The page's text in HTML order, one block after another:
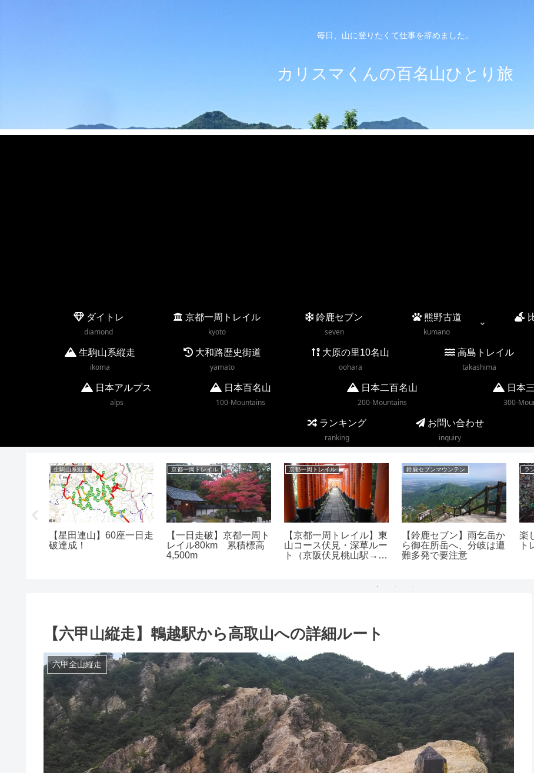
毎日、山に登りたくて仕事を辞めました。
カリスマくんの百名山ひとり旅
ダイトレ
diamond
京都一周トレイル
kyoto
鈴鹿セブン
seven
熊野古道
kumano
生駒山系縦走
ikoma
大和路歴史街道
yamato
大原の里10名山
oohara
高島トレイル
takashima
日本アルプス
alps
日本百名山
100-Mountains
日本二百名山
200-Mountains
日本
300-
ランキング
ranking
お問い合わせ
inquiry
生駒山系縦走
【星田連山】60座一日走
破達成！
京都一周トレイル
【一日走破】京都一周ト
レイル80km 累積標高
4,500m
京都一周トレイル
【京都一周トレイル】東
山コース伏見・深草ルー
ト（京阪伏見桃山駅→伏
鈴鹿セブンマウンテン
【鈴鹿セブン】雨乞岳か
ら御在所岳へ、分岐は遭
難多発で要注意
ラ
楽
ト
【六甲山縦走】鵯越駅から高取山への詳細ルート
六甲全山縦走